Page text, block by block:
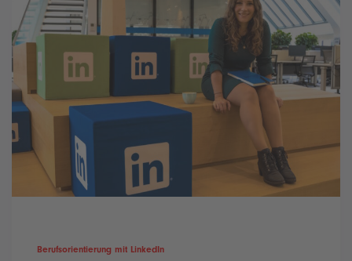
Berufsorientierung mit LinkedIn